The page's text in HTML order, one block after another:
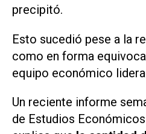
precipitó.
Esto sucedió pese a la
como en forma
equipo económico
Un reciente informe
de Estudios